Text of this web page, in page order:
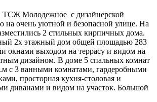
Молодежное с дизайнерской
на очень уютной и безопасной улице. На
2 стильных кирпичных дома.
2х этажный дом общей площадью 283
окнами выходом на террасу и видом на
дизайном. В доме 5 спальных комнат
с 3 ванными комнатами, гардеробными
просторная кухня-столовая и
диванами и видом на участок. Большой